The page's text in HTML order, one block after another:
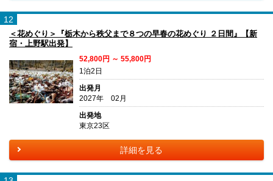
12
＜花めぐり＞『栃木から秩父まで８つの早春の花めぐり ２日間』【新
宿・上野駅出発】
52,800円 ～ 55,800円
1泊2日
出発月
2027年 02月
出発地
東京23区
詳細を見る